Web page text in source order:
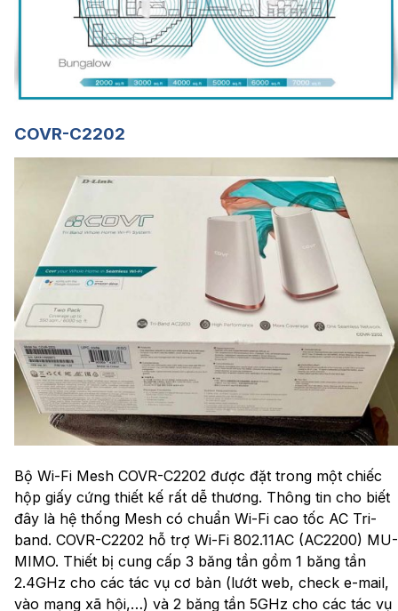
COVR-C2202
Bộ Wi-Fi Mesh COVR-C2202 được đặt trong một chiếc
hộp giấy cứng thiết kế rất dễ thương. Thông tin cho biết
đây là hệ thống Mesh có chuẩn Wi-Fi cao tốc AC Tri-
band. COVR-C2202 hỗ trợ Wi-Fi 802.11AC (AC2200) MU-
MIMO. Thiết bị cung cấp 3 băng tần gồm 1 băng tần
2.4GHz cho các tác vụ cơ bản (lướt web, check e-mail,
vào mạng xã hội,…) và 2 băng tần 5GHz cho các tác vụ